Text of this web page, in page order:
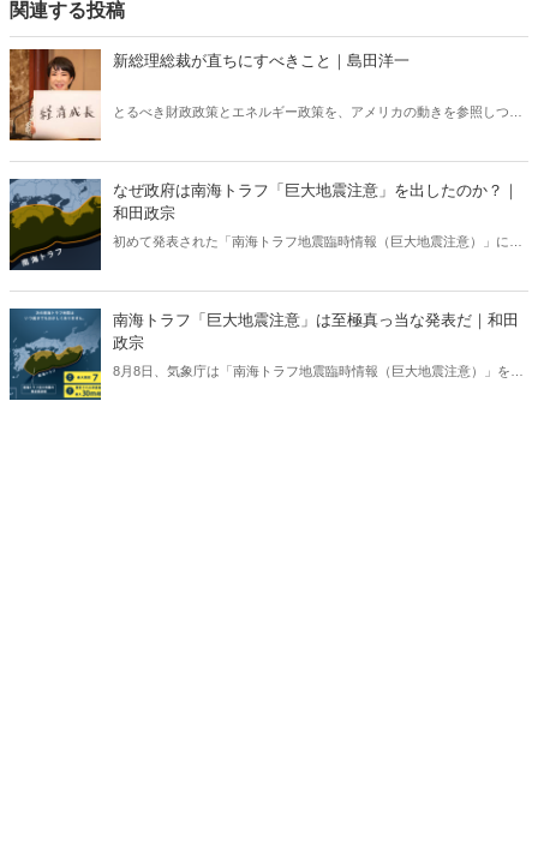
関連する投稿
新総理総裁が直ちにすべきこと｜島田洋一
とるべき財政政策とエネルギー政策を、アメリカの動きを参照しつつ
なぜ政府は南海トラフ「巨大地震注意」を出したのか？｜
和田政宗
初めて発表された「南海トラフ地震臨時情報（巨大地震注意）」に対
南海トラフ「巨大地震注意」は至極真っ当な発表だ｜和田
政宗
8月8日、気象庁は「南海トラフ地震臨時情報（巨大地震注意）」を発